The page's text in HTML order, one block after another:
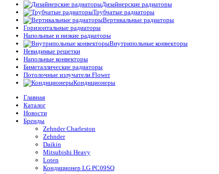
Дизайнерские радиаторы
Трубчатые радиаторы
Вертикальные радиаторы
Горизонтальные радиаторы
Напольные и низкие радиаторы
Внутрипольные конвекторы
Невидимые решетки
Напольные конвекторы
Биметаллические радиаторы
Потолочные излучатели Flower
Кондиционеры
Главная
Каталог
Новости
Бренды
Zehnder Charleston
Zehnder
Daikin
Mitsubishi Heavy
Loten
Кондиционер LG PC09SQ